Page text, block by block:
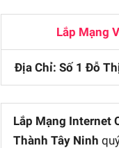
Lắp Mạng
Địa Chỉ: Số 1 Đỗ
Lắp Mạng Internet
Thành Tây Ninh